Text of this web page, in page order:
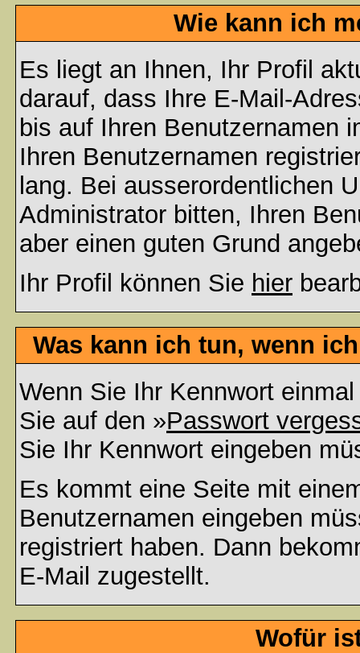
Wie kann ich
Es liegt an Ihnen, Ihr Profil
darauf, dass Ihre E-Mail-
bis auf Ihren Benutzernamen
Ihren Benutzernamen
lang. Bei ausserordentlichen
Administrator bitten, Ihren
aber einen guten Grund
Ihr Profil können Sie hier
Was kann ich tun, wenn
Wenn Sie Ihr Kennwort
Sie auf den »Passwort
Sie Ihr Kennwort eingeben
Es kommt eine Seite mit
Benutzernamen eingeben
registriert haben. Dann
E-Mail zugestellt.
Wofür